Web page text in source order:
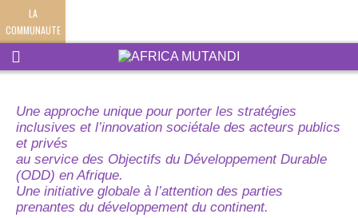
LA
COMMUNAUTE
Une approche unique pour porter les stratégies
inclusives et l’innovation sociétale des acteurs publics
et privés
au service des Objectifs du Développement Durable
(ODD) en Afrique.
Une initiative globale à l’attention des parties
prenantes du développement du continent.